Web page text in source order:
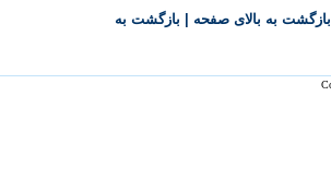
بازگشت به بالای صفحه بازگشت به